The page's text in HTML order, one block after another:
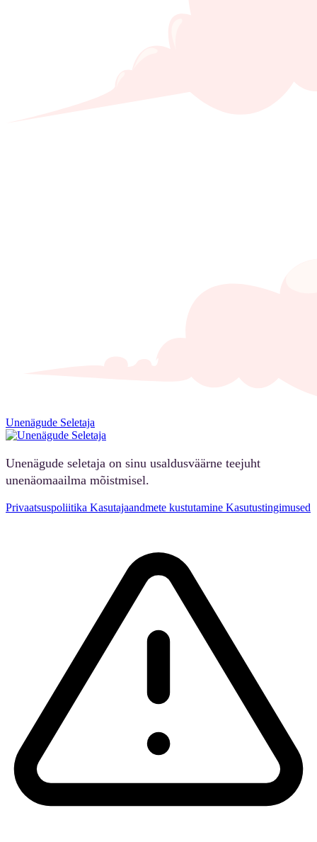
Unenägude Seletaja
Unenägude seletaja on sinu usaldusväärne teejuht
unenäomaailma mõistmisel.
Privaatsuspoliitika Kasutajaandmete kustutamine Kasutustingimused